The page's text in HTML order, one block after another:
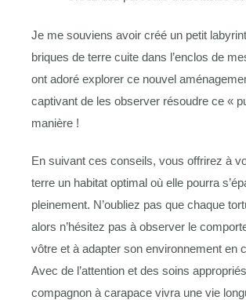
Je me souviens avoir créé un petit
briques de terre cuite dans l’enclos de
ont adoré explorer ce nouvel
captivant de les observer résoudre ce «
manière !
En suivant ces conseils, vous offrirez à
terre un habitat optimal où elle pourra
pleinement. N’oubliez pas que chaque
alors n’hésitez pas à observer le
vôtre et à adapter son environnement en
Avec de l’attention et des soins
compagnon à carapace vivra une vie